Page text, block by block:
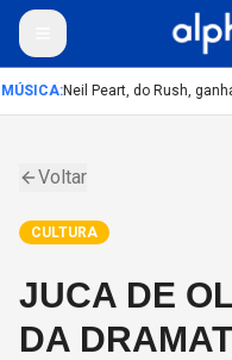
:Neil Peart, do Rush,
Voltar
CULTURA
JUCA DE
DA